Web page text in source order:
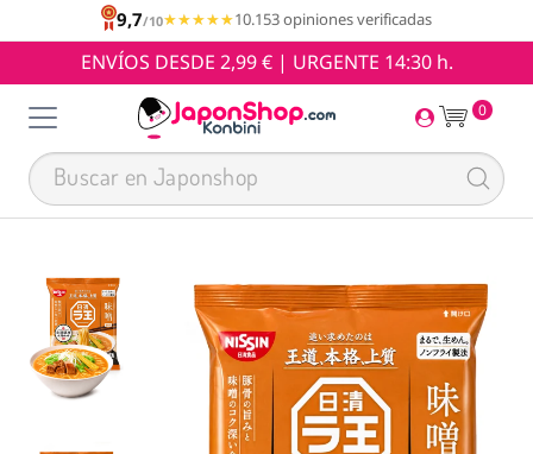
9,7/10★★★★★
★★★★★10.153 opiniones verificadas
ENVÍOS DESDE 2,99 € | URGENTE 14:30 h.
0